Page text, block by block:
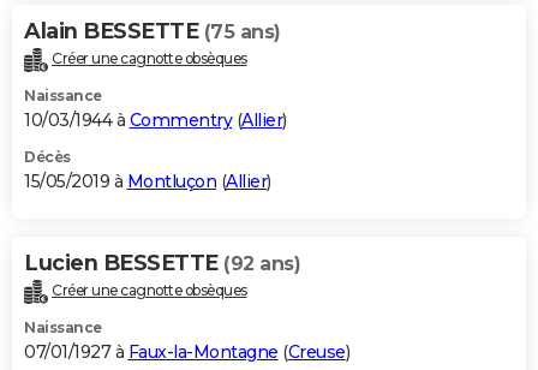
Alain BESSETTE (75 ans)
Créer une cagnotte obsèques
Naissance
10/03/1944 à Commentry(Allier)
Décès
15/05/2019 à Montluçon (Allier)
Lucien BESSETTE (92 ans)
Créer une cagnotte obsèques
Naissance
07/01/1927 à Faux-la-Montagne (Creuse)